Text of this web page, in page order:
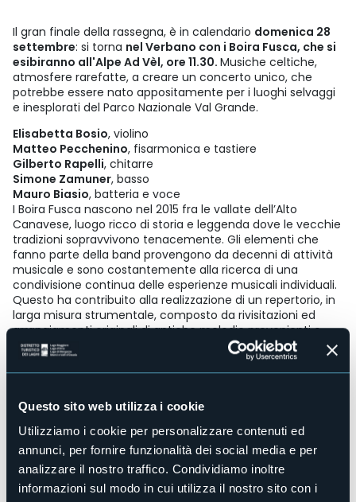
Questo sito web utilizza i cookie
Utilizziamo i cookie per personalizzare contenuti ed
annunci, per fornire funzionalità dei social media e per
analizzare il nostro traffico. Condividiamo inoltre
informazioni sul modo in cui utilizza il nostro sito con i
Il gran finale della rassegna, è in calendario domenica 28
settembre: si torna nel Verbano con i Boira Fusca, che si
esibiranno all'Alpe Ad Vèl, ore 11.30. Musiche celtiche,
atmosfere rarefatte, a creare un concerto unico, che
potrebbe essere nato appositamente per i luoghi selvaggi
e inesplorati del Parco Nazionale Val Grande.
Elisabetta Bosio, violino
Matteo Pecchenino, fisarmonica e tastiere
Gilberto Rapelli, chitarre
Simone Zamuner, basso
Mauro Biasio, batteria e voce
I Boira Fusca nascono nel 2015 fra le vallate dell’Alto
Canavese, luogo ricco di storia e leggenda dove le vecchie
tradizioni sopravvivono tenacemente. Gli elementi che
fanno parte della band provengono da decenni di attività
musicale e sono costantemente alla ricerca di una
condivisione continua delle esperienze musicali individuali.
Questo ha contribuito alla realizzazione di un repertorio, in
larga misura strumentale, composto da rivisitazioni ed
arrangiamenti originali di antiche melodie provenienti o
ispirate principalmente dall’area celtica. Hanno avuto
modo di partecipare ad alcuni fra gli appuntamenti più
prestigiosi del settore e stanno attualmente lavorando al
Percorso particolare nelle Terre di Mezzo, con corti,
terrazzamenti e boschi misti di latifoglie, antiche
mulattiere e testimonianze di devozione popolare.
L’itinerario attraversa l’abitato di Caprezzo per raggiungere